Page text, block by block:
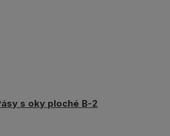
s oky ploché B-2